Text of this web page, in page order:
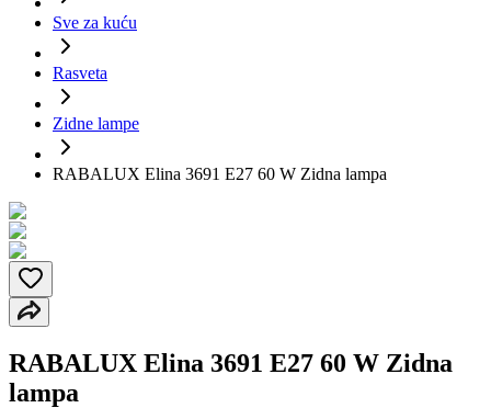
Sve za kuću
Rasveta
Zidne lampe
RABALUX Elina 3691 E27 60 W Zidna lampa
RABALUX Elina 3691 E27 60 W Zidna
lampa